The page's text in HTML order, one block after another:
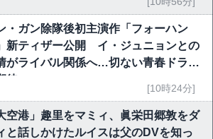
・ガン除隊後初主演作「フォーハン
新ティザー公開 イ・ジュニョンとの
がライバル関係へ…切ない青春ドラマ
待
[10時24分]
空港」趣里をマミィ、眞栄田郷敦をダ
と話しかけたルイスは父のDVを知っ